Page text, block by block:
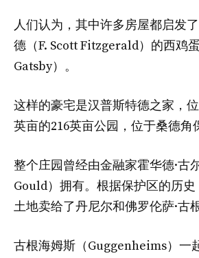
人们认为，其中许多房屋都启发
德（F. Scott Fitzgerald）的西鸡
Gatsby）。
这样的豪宅是汉普斯特德之家，
英亩的216英亩公园，位于桑德角
整个庄园曾经由金融家霍华德·古
Gould）拥有。根据保护区的历史
土地卖给了丹尼尔和佛罗伦萨·古
古根海姆斯（Guggenheims）一